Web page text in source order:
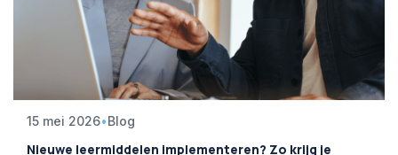
15 mei 2026•Blog
Nieuwe leermiddelen implementeren? Zo krijg je